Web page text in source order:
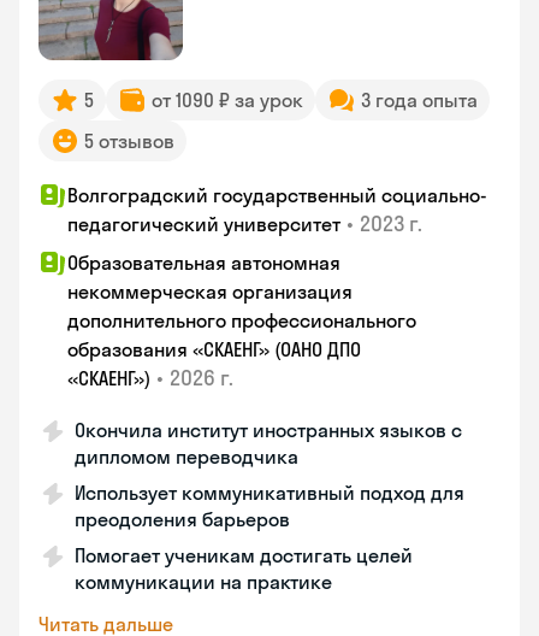
5 от 1090 ₽ за урок
3 года опыта
5 отзывов
Волгоградский государственный социально-
педагогический университет • 2023 г.
Образовательная автономная
некоммерческая организация
дополнительного профессионального
образования «СКАЕНГ» (ОАНО ДПО
«СКАЕНГ») • 2026 г.
Окончила институт иностранных языков с
дипломом переводчика
Использует коммуникативный подход для
преодоления барьеров
Помогает ученикам достигать целей
коммуникации на практике
Читать дальше